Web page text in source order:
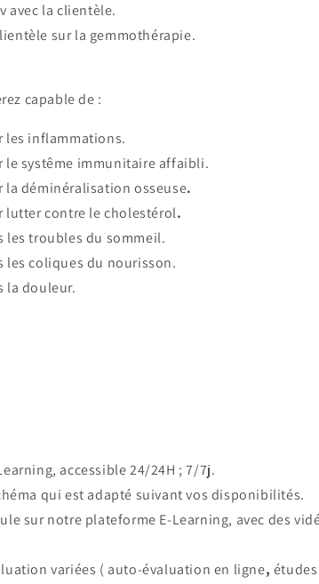
avec la clientèle.
sur la gemmothérapie.
capable de :
les inflammations.
le systême immunitaire affaibli.
la déminéralisation osseuse.
lutter contre le cholestérol.
les troubles du sommeil.
les coliques du nourisson.
la douleur.
accessible 24/24H ; 7/7j.
qui est adapté suivant vos disponibilités.
sur notre plateforme E-Learning, avec des
variées ( auto-évaluation en ligne,